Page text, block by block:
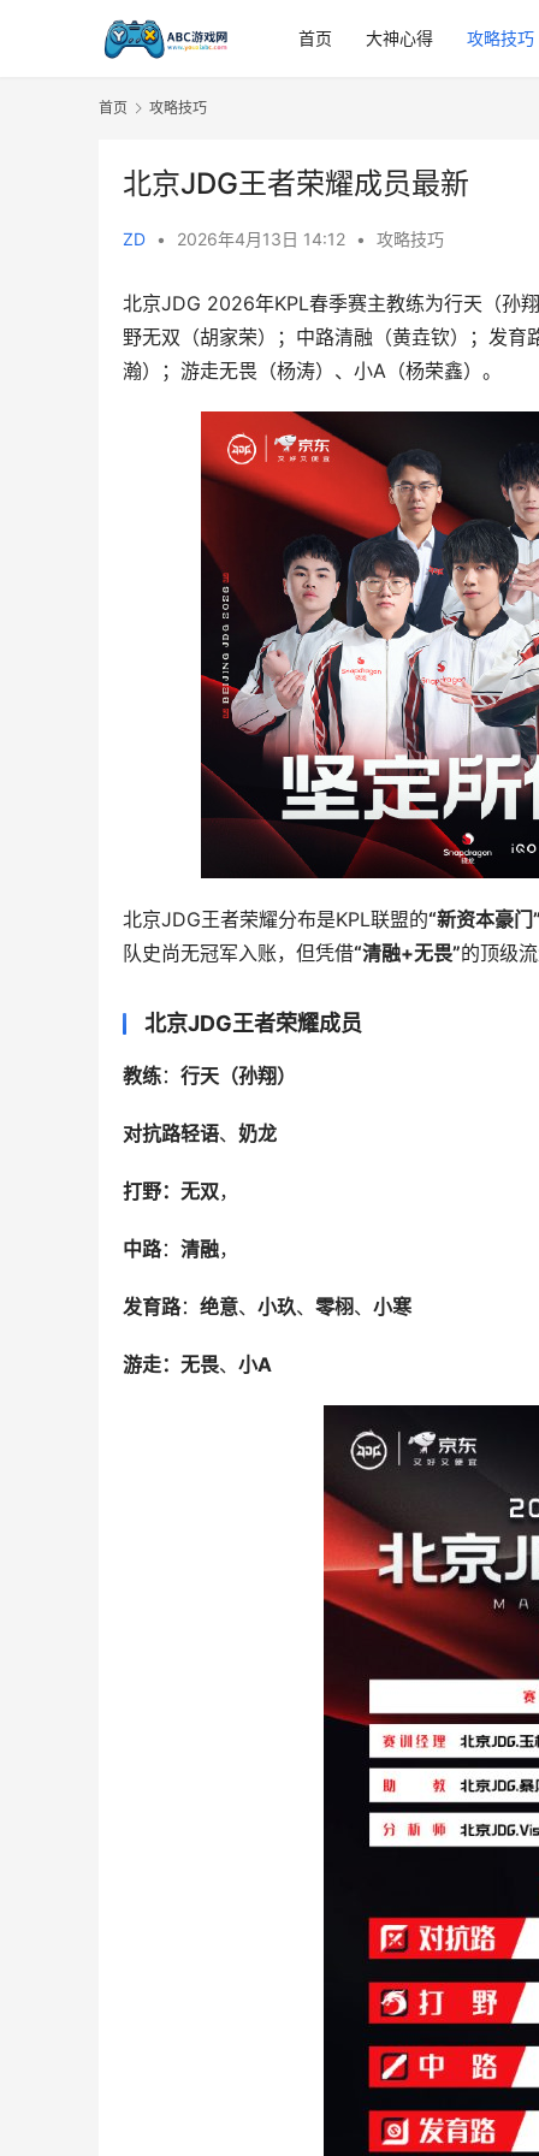
首页 大神心得 攻略技巧
首页 攻略技巧
北京JDG王者荣耀成员最新
ZD • 2026年4月13日 14:12 • 攻略技巧
北京JDG 2026年KPL春季赛主教练为行天（孙
野无双（胡家荣）；中路清融（黄垚钦）；发
瀚）；游走无畏（杨涛）、小A（杨荣鑫）。
北京JDG王者荣耀分布是KPL联盟的“新资本豪门
队史尚无冠军入账，但凭借“清融+无畏”的顶级
北京JDG王者荣耀成员
教练： 行天（孙翔）
对抗路轻语、 奶龙
打野：无双，
中路： 清融，
发育路： 绝意、 小玖、 零栩、 小寒
游走：无畏、 小A